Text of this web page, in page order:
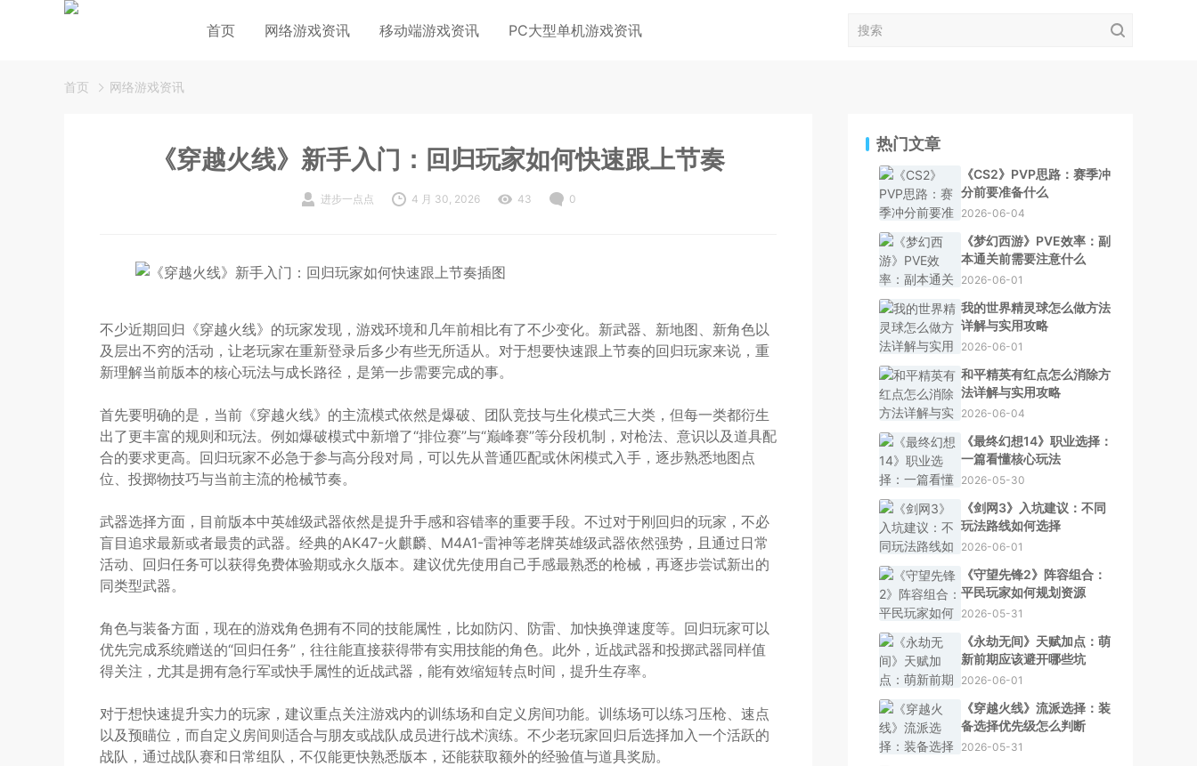
首页 网络游戏资讯 移动端游戏资讯 PC大型单机游戏资讯
首页 网络游戏资讯
《穿越火线》新手入门：回归玩家如何快速跟上节奏
进步一点点 4 月 30, 2026 43 0
不少近期回归《穿越火线》的玩家发现，游戏环境和几年前相比有了不少变化。新武器、新地图、新角色以
及层出不穷的活动，让老玩家在重新登录后多少有些无所适从。对于想要快速跟上节奏的回归玩家来说，重
新理解当前版本的核心玩法与成长路径，是第一步需要完成的事。
首先要明确的是，当前《穿越火线》的主流模式依然是爆破、团队竞技与生化模式三大类，但每一类都衍生
出了更丰富的规则和玩法。例如爆破模式中新增了“排位赛”与“巅峰赛”等分段机制，对枪法、意识以及道具配
合的要求更高。回归玩家不必急于参与高分段对局，可以先从普通匹配或休闲模式入手，逐步熟悉地图点
位、投掷物技巧与当前主流的枪械节奏。
武器选择方面，目前版本中英雄级武器依然是提升手感和容错率的重要手段。不过对于刚回归的玩家，不必
盲目追求最新或者最贵的武器。经典的AK47-火麒麟、M4A1-雷神等老牌英雄级武器依然强势，且通过日常
活动、回归任务可以获得免费体验期或永久版本。建议优先使用自己手感最熟悉的枪械，再逐步尝试新出的
同类型武器。
角色与装备方面，现在的游戏角色拥有不同的技能属性，比如防闪、防雷、加快换弹速度等。回归玩家可以
优先完成系统赠送的“回归任务”，往往能直接获得带有实用技能的角色。此外，近战武器和投掷武器同样值
得关注，尤其是拥有急行军或快手属性的近战武器，能有效缩短转点时间，提升生存率。
对于想快速提升实力的玩家，建议重点关注游戏内的训练场和自定义房间功能。训练场可以练习压枪、速点
以及预瞄位，而自定义房间则适合与朋友或战队成员进行战术演练。不少老玩家回归后选择加入一个活跃的
战队，通过战队赛和日常组队，不仅能更快熟悉版本，还能获取额外的经验值与道具奖励。
热门文章
《CS2》PVP思路：赛季冲
分前要准备什么
2026-06-04
《梦幻西游》PVE效率：副
本通关前需要注意什么
2026-06-01
我的世界精灵球怎么做方法
详解与实用攻略
2026-06-01
和平精英有红点怎么消除方
法详解与实用攻略
2026-06-04
《最终幻想14》职业选择：
一篇看懂核心玩法
2026-05-30
《剑网3》入坑建议：不同
玩法路线如何选择
2026-06-01
《守望先锋2》阵容组合：
平民玩家如何规划资源
2026-05-31
《永劫无间》天赋加点：萌
新前期应该避开哪些坑
2026-06-01
《穿越火线》流派选择：装
备选择优先级怎么判断
2026-05-31